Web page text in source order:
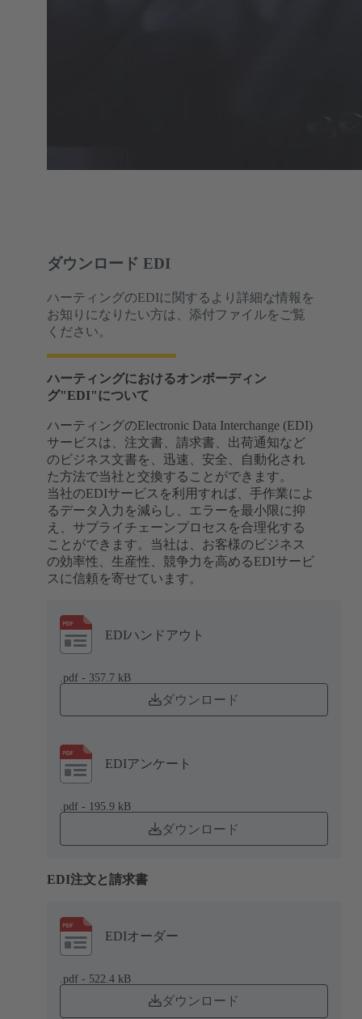
ダウンロード EDI
ハーティングのEDIに関するより詳細な情報を
お知りになりたい方は、添付ファイルをご覧
ください。
ハーティングにおけるオンボーディン
グ"EDI"について
ハーティングのElectronic Data Interchange (EDI)
サービスは、注文書、請求書、出荷通知など
のビジネス文書を、迅速、安全、自動化され
た方法で当社と交換することができます。
当社のEDIサービスを利用すれば、手作業によ
るデータ入力を減らし、エラーを最小限に抑
え、サプライチェーンプロセスを合理化する
ことができます。当社は、お客様のビジネス
の効率性、生産性、競争力を高めるEDIサービ
スに信頼を寄せています。
EDIハンドアウト
.pdf - 357.7 kB
ダウンロード
EDIアンケート
.pdf - 195.9 kB
ダウンロード
EDI注文と請求書
EDIオーダー
.pdf - 522.4 kB
ダウンロード